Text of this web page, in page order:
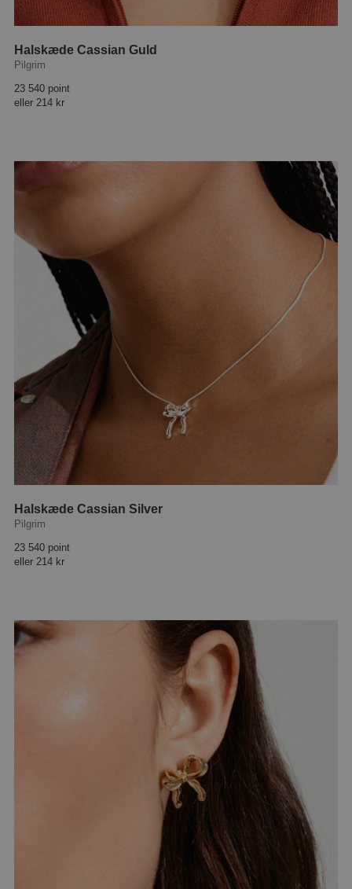
Halskæde Cassian Guld
Pilgrim
23 540 point
eller 214 kr
Halskæde Cassian Silver
Pilgrim
23 540 point
eller 214 kr